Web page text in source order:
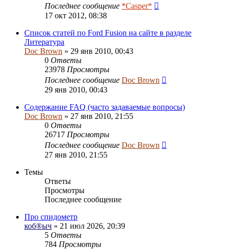
Последнее сообщение *Casper*
17 окт 2012, 08:38
Список статей по Ford Fusion на сайте в разделе
Литература
Doc Brown » 29 янв 2010, 00:43
0 Ответы
23978 Просмотры
Последнее сообщение Doc Brown
29 янв 2010, 00:43
Содержание FAQ (часто задаваемые вопросы)
Doc Brown » 27 янв 2010, 21:55
0 Ответы
26717 Просмотры
Последнее сообщение Doc Brown
27 янв 2010, 21:55
Темы
Ответы
Просмотры
Последнее сообщение
Про спидометр
коб®ыч » 21 июл 2026, 20:39
5 Ответы
784 Просмотры